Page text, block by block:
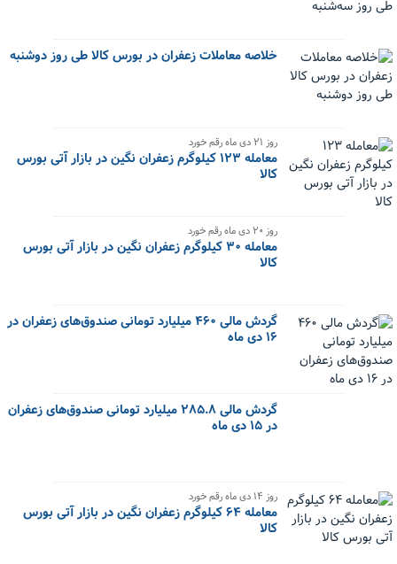
خلاصه معاملات زعفران در بورس کالا طی روز دوشنبه
‌روز ۲۱ دی ماه رقم خورد
معامله ۱۲۳ کیلوگرم زعفران نگین در بازار آتی بورس
کالا
‌روز ۲۰ دی ماه رقم خورد
معامله ۳۰ کیلوگرم زعفران نگین در بازار آتی بورس
کالا
گردش مالی ۴۶۰ میلیارد تومانی صندوق‌های زعفران در
۱۶ دی ماه
گردش مالی ۲۸۵.۸ میلیارد تومانی صندوق‌های زعفران
در ۱۵ دی ماه
‌روز ۱۴ دی ماه رقم خورد
معامله ۶۴ کیلوگرم زعفران نگین در بازار آتی بورس
کالا